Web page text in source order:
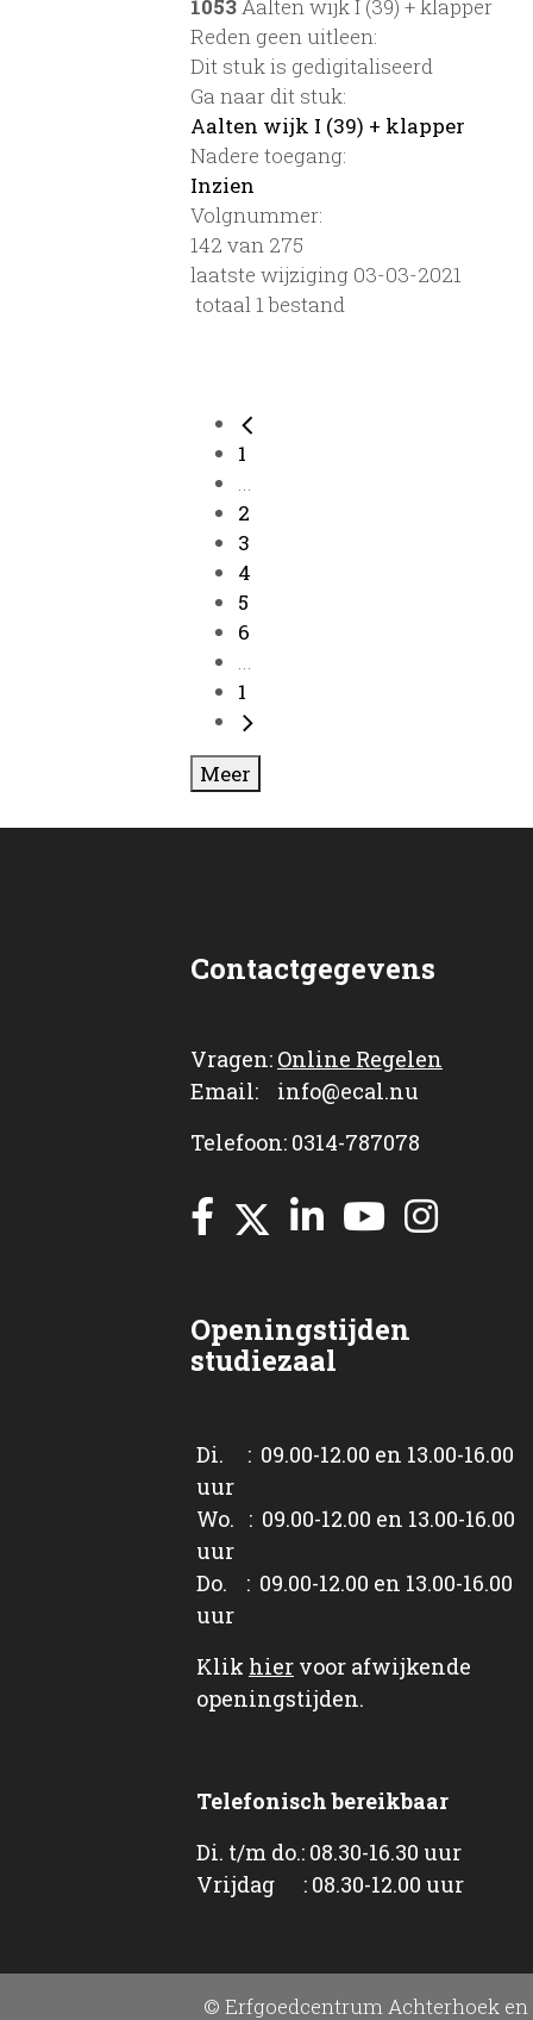
1053Aalten wijk I (39) + klapper
Reden geen uitleen:
Dit stuk is gedigitaliseerd
Ga naar dit stuk:
Aalten wijk I (39) + klapper
Nadere toegang:
Inzien
Volgnummer:
142 van 275
laatste wijziging 03-03-2021
totaal 1 bestand
1
...
2
3
4
5
6
...
1
Meer
Contactgegevens
Vragen: Online Regelen
Email: info@ecal.nu
Telefoon: 0314-787078
Openingstijden
studiezaal
Di. : 09.00-12.00 en 13.00-16.00
uur
Wo. : 09.00-12.00 en 13.00-16.00
uur
Do. : 09.00-12.00 en 13.00-16.00
uur
Klik hier voor afwijkende
openingstijden.
Telefonisch bereikbaar
Di. t/m do.: 08.30-16.30 uur
Vrijdag : 08.30-12.00 uur
© Erfgoedcentrum Achterhoek en